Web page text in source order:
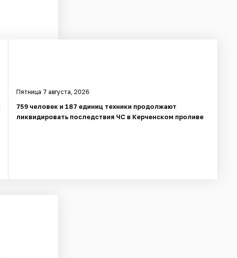
Пятница 7 августа, 2026
759 человек и 187 единиц техники продолжают
ликвидировать последствия ЧС в Керченском проливе